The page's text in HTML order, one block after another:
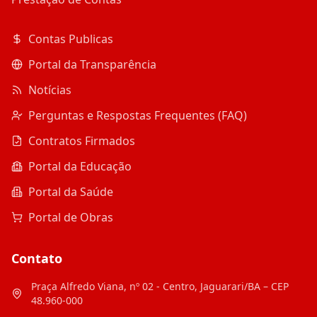
Contas Publicas
Portal da Transparência
Notícias
Perguntas e Respostas Frequentes (FAQ)
Contratos Firmados
Portal da Educação
Portal da Saúde
Portal de Obras
Contato
Praça Alfredo Viana, nº 02 - Centro, Jaguarari/BA – CEP
48.960-000